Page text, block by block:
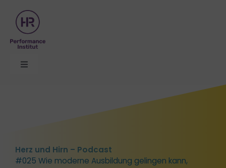
Inhalt
springen
Toggle
Seminare
Herz und Hirn – Podcast
#025 Wie moderne Ausbildung gelingen kann,